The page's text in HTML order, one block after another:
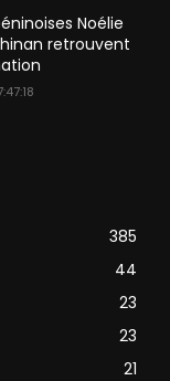
Noélie
retrouvent
385
44
23
23
21